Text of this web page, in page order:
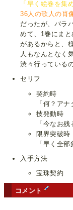
「早く絵巻を集
36人の歌人の肖
だったが、バラ
めて、1巻にま
があるからと、
人もなんとなく
渋々行っている
セリフ
契約時
「何？ア
技発動時
「今なお
限界突破時
「早く全
入手方法
宝珠契約
コメント